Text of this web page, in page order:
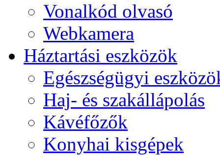
Vonalkód olvasó
Webkamera
Háztartási eszközök
Egészségügyi
Haj- és szakállápolás
Kávéfőzők
Konyhai kisgépek